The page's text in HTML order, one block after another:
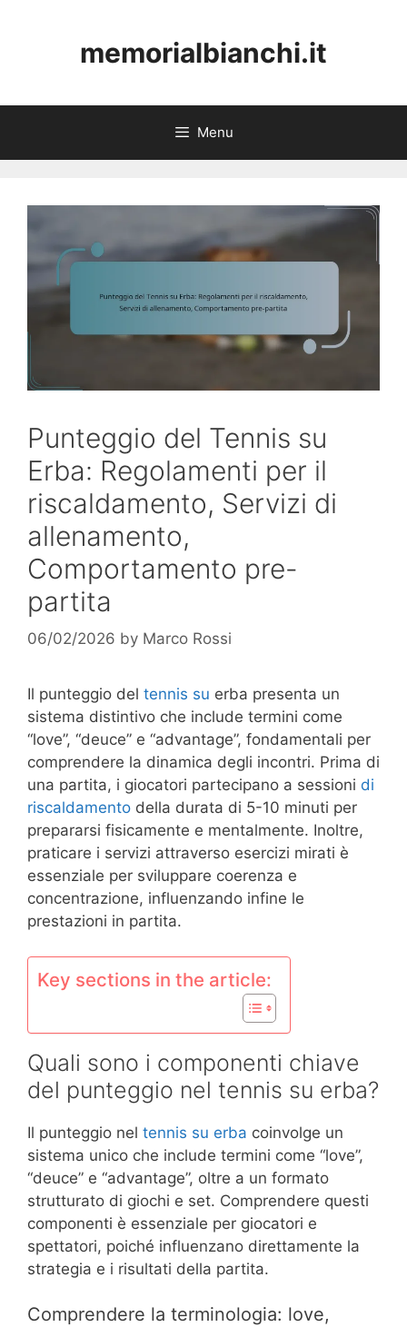
memorialbianchi.it
Menu
Punteggio del Tennis su
Erba: Regolamenti per il
riscaldamento, Servizi di
allenamento,
Comportamento pre-
partita
06/02/2026 by Marco Rossi
Il punteggio del tennis su erba presenta un
sistema distintivo che include termini come
“love”, “deuce” e “advantage”, fondamentali per
comprendere la dinamica degli incontri. Prima di
una partita, i giocatori partecipano a sessioni di
riscaldamento della durata di 5-10 minuti per
prepararsi fisicamente e mentalmente. Inoltre,
praticare i servizi attraverso esercizi mirati è
essenziale per sviluppare coerenza e
concentrazione, influenzando infine le
prestazioni in partita.
Key sections in the article:
Quali sono i componenti chiave
del punteggio nel tennis su erba?
Il punteggio nel tennis su erba coinvolge un
sistema unico che include termini come “love”,
“deuce” e “advantage”, oltre a un formato
strutturato di giochi e set. Comprendere questi
componenti è essenziale per giocatori e
spettatori, poiché influenzano direttamente la
strategia e i risultati della partita.
Comprendere la terminologia: love,